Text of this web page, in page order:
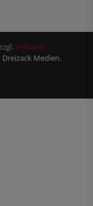
Versand
Dreizack Medien.